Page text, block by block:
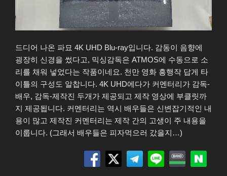
드디어 나온 파묘 4K UHD Blu-ray입니다. 감동이 음향에
굉장히 신경을 썼다고, 믹싱감독은 ATMOS에 수동으로 소
리를 채워 넣었다는 작품이네요. 천만 영화 흥행작 답게 타
이틀의 구성도 알찹니다. 4K UHD에다가 커멘터리가 감독-
배우, 감독-제작진 두개가 제공되고 제작 영상에 부클릿까
지 제공됩니다. 커멘터리는 역시 배우들은 신변잡기적인 내
용이 많고 제작진 커멘터리는 제작 간의 고생이 주 내용을
이룹니다. (그래서 배우들은 피자먹으러 갔을지…)